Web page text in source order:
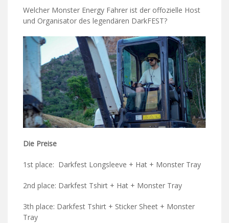
Welcher Monster Energy Fahrer ist der offozielle Host
und Organisator des legendären DarkFEST?
Die Preise
1st place: Darkfest Longsleeve + Hat + Monster Tray
2nd place: Darkfest Tshirt + Hat + Monster Tray
3th place: Darkfest Tshirt + Sticker Sheet + Monster
Tray